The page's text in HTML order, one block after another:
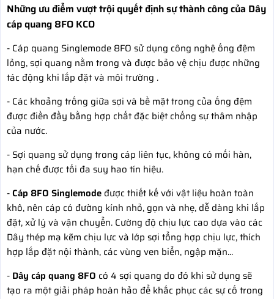
Những ưu điểm vượt trội quyết định sự thành công của Dây
cáp quang 8FO KCO
- Cáp quang Singlemode 8FO sử dụng công nghệ ống đệm
lỏng, sợi quang nằm trong và được bảo vệ chịu được những
tác động khi lắp đặt và môi trường .
- Các khoảng trống giữa sợi và bề mặt trong của ống đệm
được điền đầy bằng hợp chất đặc biệt chống sự thâm nhập
của nước.
- Sợi quang sử dụng trong cáp liên tục, không có mối hàn,
hạn chế được tối đa suy hao tín hiệu.
- Cáp 8FO Singlemode được thiết kế với vật liệu hoàn toàn
khô, nên cáp có đường kính nhỏ, gọn và nhẹ, dễ dàng khi lắp
đặt, xử lý và vận chuyển. Cường độ chịu lực cao dựa vào các
Dây thép mạ kẽm chịu lực và lớp sợi tổng hợp chịu lực, thích
hợp lắp đặt nội thành, các vùng ven biển, ngập mặn...
- Dây cáp quang 8FO có 4 sợi quang do đó khi sử dụng sẽ
tạo ra một giải pháp hoàn hảo để khắc phục các sự cố trong